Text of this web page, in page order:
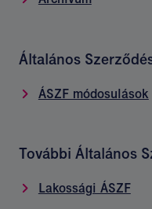
Általános
ÁSZF módosulások
További Általános
Lakossági ÁSZF